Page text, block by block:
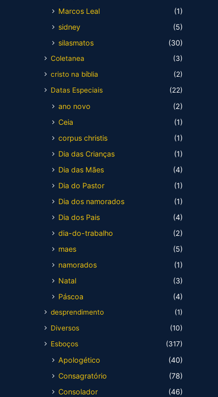
Marcos Leal
(1)
sidney
(5)
silasmatos
(30)
Coletanea
(3)
cristo na bíblia
(2)
Datas Especiais
(22)
ano novo
(2)
Ceia
(1)
corpus christis
(1)
Dia das Crianças
(1)
Dia das Mães
(4)
Dia do Pastor
(1)
Dia dos namorados
(1)
Dia dos Pais
(4)
dia-do-trabalho
(2)
maes
(5)
namorados
(1)
Natal
(3)
Páscoa
(4)
desprendimento
(1)
Diversos
(10)
Esboços
(317)
Apologético
(40)
Consagratório
(78)
Consolador
(46)